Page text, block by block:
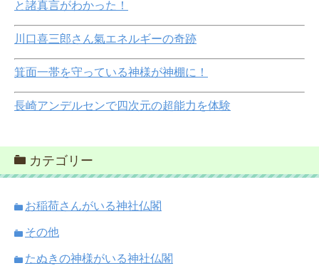
と諸真言がわかった！
川口喜三郎さん氣エネルギーの奇跡
箕面一帯を守っている神様が神棚に！
長崎アンデルセンで四次元の超能力を体験
カテゴリー
お稲荷さんがいる神社仏閣
その他
たぬきの神様がいる神社仏閣